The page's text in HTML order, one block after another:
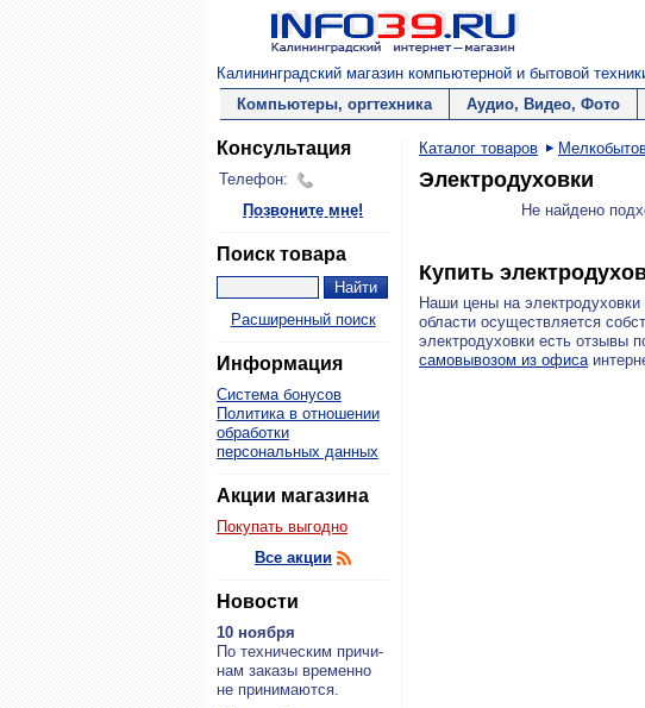
Калининградский магазин компьютерной и бытовой
Компьютеры, оргтехника
Аудио, Видео, Фото
Консультация
Телефон:
Позвоните мне!
Поиск товара
Расширенный поиск
Информация
Система бонусов
Политика в отношении
обработки
персональных данных
Акции магазина
Покупать выгодно
Все акции
Новости
10 ноября
По тех­ни­че­ским при­чи­
нам за­ка­зы вре­мен­но
не при­ни­ма­ют­ся.
Каталог товаров
Электродуховки
Не найдено
Купить
Наши цены на
области осуществляется
электродуховки есть отзывы
самовывозом из офиса